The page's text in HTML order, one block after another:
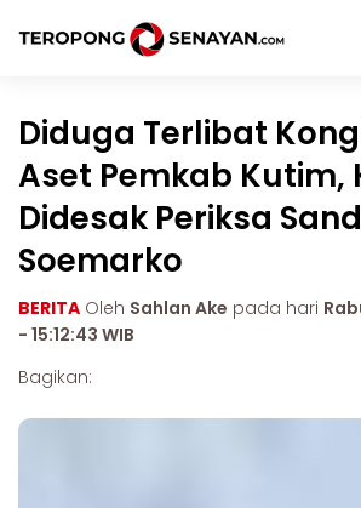
Diduga Terlibat
Aset Pemkab Kutim,
Didesak Periksa
Soemarko
BERITA Oleh Sahlan Ake pada hari
- 15:12:43 WIB
Bagikan: